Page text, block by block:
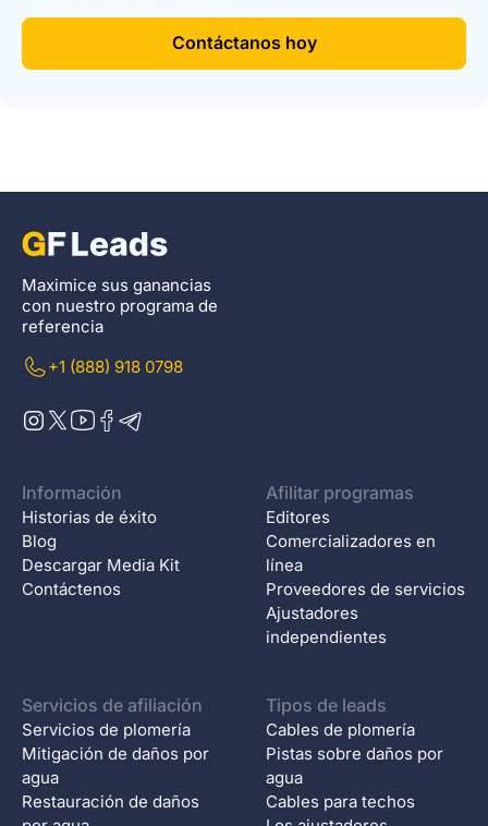
Contáctanos hoy
Maximice sus ganancias
con nuestro programa de
referencia
+1 (888) 918 0798
Información
Historias de éxito
Blog
Descargar Media Kit
Contáctenos
Afilitar programas
Editores
Comercializadores en
línea
Proveedores de servicios
Ajustadores
independientes
Servicios de afiliación
Servicios de plomería
Mitigación de daños por
agua
Restauración de daños
Tipos de leads
Cables de plomería
Pistas sobre daños por
agua
Cables para techos